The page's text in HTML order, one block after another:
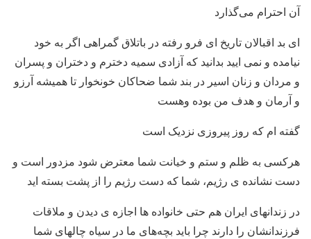
آن احترام می‌گذارد
ای بد اقبالان تاریخ ای فرو رفته در باتلاق گمراهی اگر به خود
نیامده و نمی ایید بدانید که آزادی سمیه دخترم و دختران و پسران
و مردان و زنان اسیر در بند شما ضحاکان خونخوار تا همیشه آرزو
و آرمان و هدف من بوده وهست
گفته ام که روز پیروزی نزدیک است
هرکسی به ظلم و ستم و خیانت شما معترض شود مزدور است و
دست نشانده ی رژیم، شما که دست رژیم را از پشت بسته اید
در زندانهای ایران هم حتی خانواده ها اجازه ی دیدن و ملاقات
فرزندانشان را دارند چرا باید بچه‌های ما در سیاه چالهای شما